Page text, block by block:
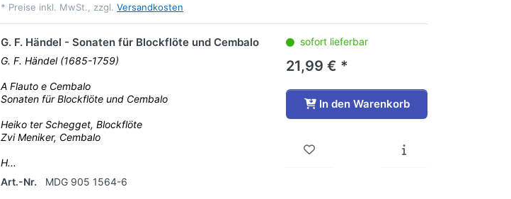
* Preise inkl. MwSt., zzgl. Versandkosten
G. F. Händel - Sonaten für Blockflöte und Cembalo
G. F. Händel (1685-1759)
A Flauto e Cembalo
Sonaten für Blockflöte und Cembalo
Heiko ter Schegget, Blockflöte
Zvi Meniker, Cembalo
H...
Art.-Nr.
MDG 905 1564-6
sofort lieferbar
21,99 € *
In den Warenkorb